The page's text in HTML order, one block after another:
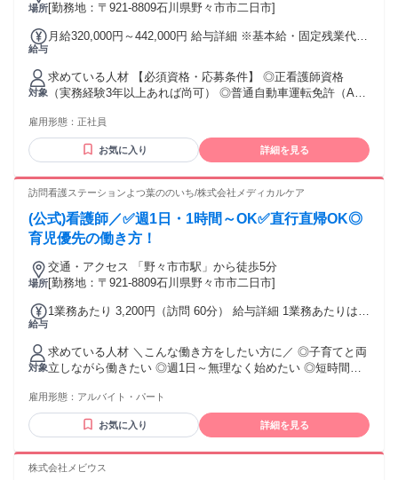
場所[勤務地：〒921-8809石川県野々市市二日市]
給与
月給320,000円～442,000円 給与詳細 ※基本給・固定残業代の
ヶ月あたり5万円（固定残業時間：1ヶ月あたり13時間 〜 20時
間） 固定残業時間を超えた勤務時間については別途残業代を
支給する 【一律手当】 全員に一律で支払われる通勤・皆勤・
家族手当金額：なし 全員に一律で支払われるその他手当金
対象
求めている人材 【必須資格・応募条件】 ◎正看護師資格
（実務経験3年以上あれば尚可） ◎普通自動車運転免許（AT
可能な方 ✅ 訪問看護未経験OK ✅ 20代・30代・40代・50代が
在籍 ✅ 子育て世代のスタッフ多数 ✅ 新卒・第二新卒・既卒
の方も活躍中 【こんな方にぴったり】 ・ブランクから復帰し
お仕事をお探しの方 ・病院勤務から働き方を変えたい方 ・丁
療 正看護師・日勤のみ・土日祝休み ブランクOK・看護師転
職 などの条件でお探しの方にも◎
雇用形態： 正社員
お気に入り 詳細を見る
訪問看護ステーションよつ葉ののいち/株式会社メディカルケア
(公式)看護師／✅️週1日・1時間～OK✅️直行直帰OK◎
育児優先の働き方！
場所
交通・アクセス 「野々市市駅」から徒歩5分
[勤務地：〒921-8809石川県野々市市二日市]
給与
1業務あたり 3,200円（訪問 60分） 給与詳細 1業務あたりは、
分) ※経験・スキルに応じて決定
対象
求めている人材 ＼こんな働き方をしたい方に／ ◎子育てと両
立しながら働きたい ◎週1日～無理なく始めたい ◎短時間で
とりに寄り添う看護がしたい
――――――――――――――― 【応募条件】 ◇ 正看護師
――――――――――――――― ✿ 訪問看護未経験OK ✿ ブ
雇用形態： アルバイト・パート
お気に入り 詳細を見る
株式会社メビウス